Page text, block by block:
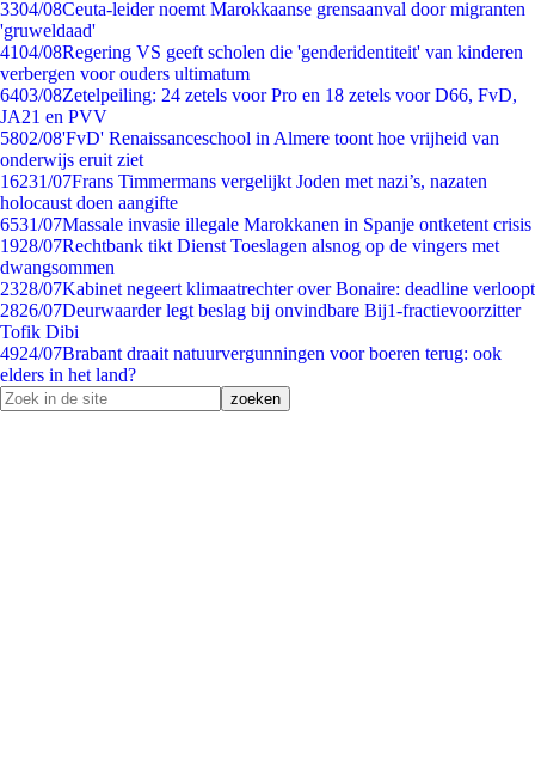
3304/08Ceuta-leider noemt Marokkaanse grensaanval door migranten
'gruweldaad'
4104/08Regering VS geeft scholen die 'genderidentiteit' van kinderen
verbergen voor ouders ultimatum
6403/08Zetelpeiling: 24 zetels voor Pro en 18 zetels voor D66, FvD,
JA21 en PVV
5802/08'FvD' Renaissanceschool in Almere toont hoe vrijheid van
onderwijs eruit ziet
16231/07Frans Timmermans vergelijkt Joden met nazi’s, nazaten
holocaust doen aangifte
6531/07Massale invasie illegale Marokkanen in Spanje ontketent crisis
1928/07Rechtbank tikt Dienst Toeslagen alsnog op de vingers met
dwangsommen
2328/07Kabinet negeert klimaatrechter over Bonaire: deadline verloopt
2826/07Deurwaarder legt beslag bij onvindbare Bij1-fractievoorzitter
Tofik Dibi
4924/07Brabant draait natuurvergunningen voor boeren terug: ook
elders in het land?